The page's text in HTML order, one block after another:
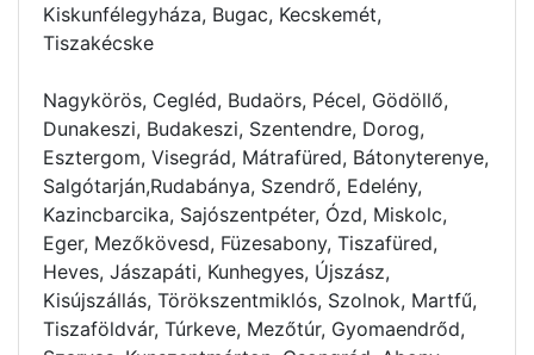
Kiskunfélegyháza, Bugac, Kecskemét,
Tiszakécske
Nagykörös, Cegléd, Budaörs, Pécel, Gödöllő,
Dunakeszi, Budakeszi, Szentendre, Dorog,
Esztergom, Visegrád, Mátrafüred, Bátonyterenye,
Salgótarján,Rudabánya, Szendrő, Edelény,
Kazincbarcika, Sajószentpéter, Ózd, Miskolc,
Eger, Mezőkövesd, Füzesabony, Tiszafüred,
Heves, Jászapáti, Kunhegyes, Újszász,
Kisújszállás, Törökszentmiklós, Szolnok, Martfű,
Tiszaföldvár, Túrkeve, Mezőtúr, Gyomaendrőd,